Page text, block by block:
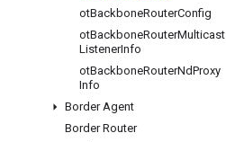
otBackboneRouterConfig
otBackboneRouterMulticast
ListenerInfo
otBackboneRouterNdProxy
Info
Border Agent
Border Router